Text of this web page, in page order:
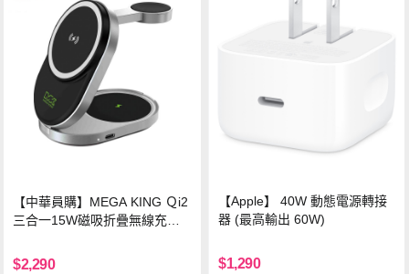
【中華員購】MEGA KING Ｑi2
三合一15W磁吸折疊無線充電
$2,290
【Apple】 40W 動態電源轉接
器 (最高輸出 60W)
$1,290